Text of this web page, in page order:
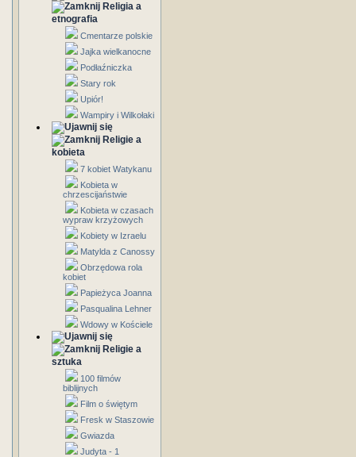
Religia a
etnografia
Cmentarze polskie
Jajka wielkanocne
Podłaźniczka
Stary rok
Upiór!
Wampiry i Wilkołaki
Religie a
kobieta
7 kobiet Watykanu
Kobieta w
chrzescijaństwie
Kobieta w czasach
wypraw krzyżowych
Kobiety w Izraelu
Matylda z Canossy
Obrzędowa rola
kobiet
Papieżyca Joanna
Pasqualina Lehner
Wdowy w Kościele
Religie a
sztuka
100 filmów
biblijnych
Film o świętym
Fresk w Staszowie
Gwiazda
Judyta - 1